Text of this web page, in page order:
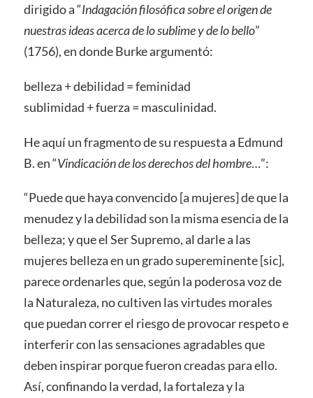
dirigido a “Indagación filosófica sobre el origen de
nuestras ideas acerca de lo sublime y de lo bello”
(1756), en donde Burke argumentó:
belleza + debilidad = feminidad
sublimidad + fuerza = masculinidad.
He aquí un fragmento de su respuesta a Edmund
B. en “Vindicación de los derechos del hombre…”:
“Puede que haya convencido [a mujeres] de que la
menudez y la debilidad son la misma esencia de la
belleza; y que el Ser Supremo, al darle a las
mujeres belleza en un grado supereminente [sic],
parece ordenarles que, según la poderosa voz de
la Naturaleza, no cultiven las virtudes morales
que puedan correr el riesgo de provocar respeto e
interferir con las sensaciones agradables que
deben inspirar porque fueron creadas para ello.
Así, confinando la verdad, la fortaleza y la